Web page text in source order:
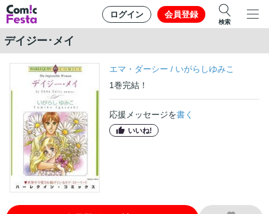
ログイン 会員登録
検索
デイジー･メイ
エマ・ダーシー / いがらしゆみこ
1巻完結！
応援メッセージを書く
いいね!